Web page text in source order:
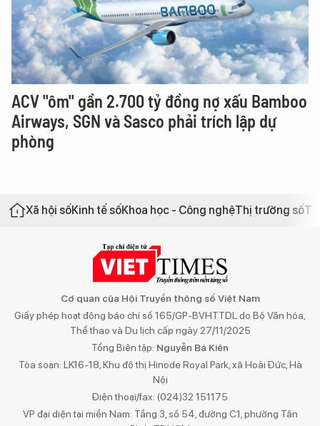
ACV "ôm" gần 2.700 tỷ đồng nợ xấu Bamboo
Airways, SGN và Sasco phải trích lập dự
phòng
Xã hội sốKinh tế sốKhoa học - Công nghệThị trường số
Cơ quan của Hội Truyền thông số Việt Nam
Giấy phép hoạt động báo chí số 165/GP-BVHTTDL do Bộ Văn hóa,
Thể thao và Du lịch cấp ngày 27/11/2025
Tổng Biên tập: Nguyễn Bá Kiên
Tòa soạn: LK16-18, Khu đô thị Hinode Royal Park, xã Hoài Đức, Hà
Nội
Điện thoại/fax: (024)32 151175
VP đại diện tại miền Nam: Tầng 3, số 54, đường C1, phường Tân